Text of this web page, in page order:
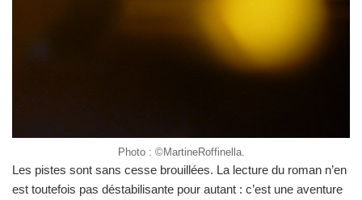
Photo : ©MartineRoffinella.
Les pistes sont sans cesse brouillées. La lecture du roman n’en
est toutefois pas déstabilisante pour autant : c’est une aventure